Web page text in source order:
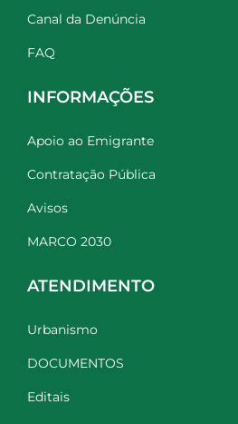
Canal da Denúncia
FAQ
INFORMAÇÕES
Apoio ao Emigrante
Contratação Pública
Avisos
MARCO 2030
ATENDIMENTO
Urbanismo
DOCUMENTOS
Editais